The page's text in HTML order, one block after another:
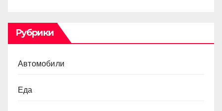
Рубрики
Автомобили
Еда